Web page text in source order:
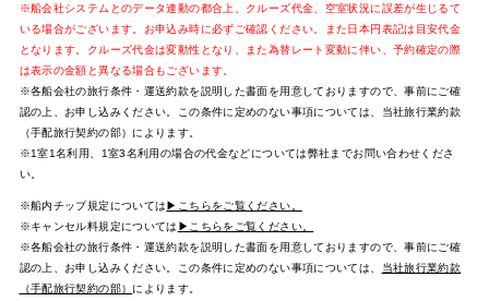
※船会社システムとのデータ連動の都合上、クルーズ代金、空室状況に誤差が生じるて
いる場合がございます。お申込み時に必ずご確認ください。また日本円表記は目安代金
となります。クルーズ代金は変動性となり、また為替レート変動に伴い、予約確定の際
は表示の金額と異なる場合もございます。
※各船会社の旅行条件・運送約款を説明した書面を用意しておりますので、事前にご確
認の上、お申し込みください。この条件に定めのない事項については、当社旅行業約款
（手配旅行契約の部）によります。
※1室1名利用、1室3名利用の場合の代金などについては弊社までお問い合わせくださ
い。
※船内チップ規定については▶こちらをご覧ください。
※キャンセル料規定については ▶こちらをご覧ください。
※各船会社の旅行条件・運送約款を説明した書面を用意しておりますので、事前にご確
認の上、お申し込みください。この条件に定めのない事項については、
当社旅行業約款
（手配旅行契約の部） によります。